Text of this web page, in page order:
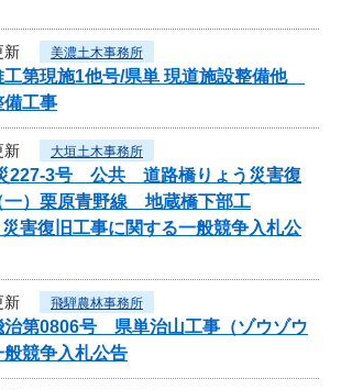
新 美濃土木事務所
工第現施1他号/県単 現道施設整備他
備工事
新 大垣土木事務所
227-3号 公共 道路橋りょう災害復
一）栗原青野線 地蔵橋下部工
災害復旧工事に関する一般競争入札公
新 飛騨農林事務所
治第0806号 県単治山工事（ゾウゾウ
競争入札公告